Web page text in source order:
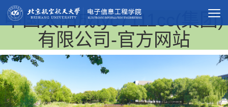
中国太阳成tyc7111cc(集团)
有限公司-官方网站